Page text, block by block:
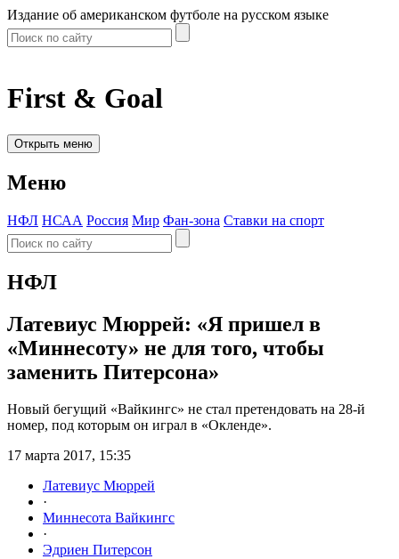
Издание об американском футболе на русском языке
First & Goal
Открыть меню
Меню
НФЛ НСАА Россия Мир Фан-зона Ставки на спорт
НФЛ
Латевиус Мюррей: «Я пришел в
«Миннесоту» не для того, чтобы
заменить Питерсона»
Новый бегущий «Вайкингс» не стал претендовать на 28-й
номер, под которым он играл в «Окленде».
17 марта 2017, 15:35
Латевиус Мюррей
·
Миннесота Вайкингс
·
Эдриен Питерсон